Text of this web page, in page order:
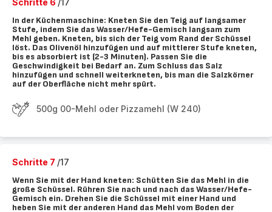
Schritte 6 /17
In der Küchenmaschine: Kneten Sie den Teig auf langsamer
Stufe, indem Sie das Wasser/Hefe-Gemisch langsam zum
Mehl geben. Kneten, bis sich der Teig vom Rand der Schüssel
löst. Das Olivenöl hinzufügen und auf mittlerer Stufe kneten,
bis es absorbiert ist (2-3 Minuten). Passen Sie die
Geschwindigkeit bei Bedarf an. Zum Schluss das Salz
hinzufügen und schnell weiterkneten, bis man die Salzkörner
auf der Oberfläche nicht mehr spürt.
500g 00-Mehl oder Pizzamehl (W 240)
Schritte 7 /17
Wenn Sie mit der Hand kneten: Schütten Sie das Mehl in die
große Schüssel. Rühren Sie nach und nach das Wasser/Hefe-
Gemisch ein. Drehen Sie die Schüssel mit einer Hand und
heben Sie mit der anderen Hand das Mehl vom Boden der